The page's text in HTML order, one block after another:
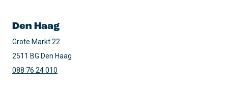
Den Haag
Grote Markt 22
2511 BG Den Haag
088 76 24 010